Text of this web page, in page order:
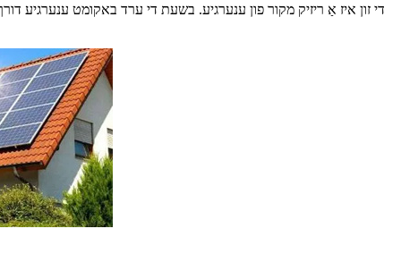
די זון איז אַ ריזיק מקור פון ענערגיע. בשעת די ערד באקומט ענערגיע